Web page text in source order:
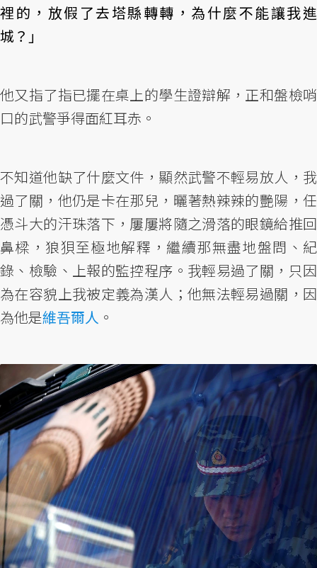
裡的，放假了去塔縣轉轉，為什麼不能讓我進
城？」
他又指了指已擺在桌上的學生證辯解，正和盤檢哨
口的武警爭得面紅耳赤。
不知道他缺了什麼文件，顯然武警不輕易放人，我
過了關，他仍是卡在那兒，曬著熱辣辣的艷陽，任
憑斗大的汗珠落下，屢屢將隨之滑落的眼鏡給推回
鼻樑，狼狽至極地解釋，繼續那無盡地盤問、紀
錄、檢驗、上報的監控程序。我輕易過了關，只因
為在容貌上我被定義為漢人；他無法輕易過關，因
為他是維吾爾人 。